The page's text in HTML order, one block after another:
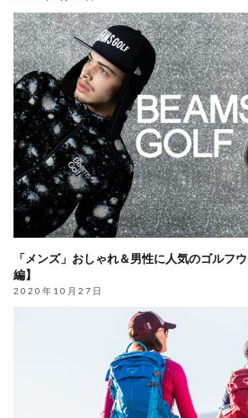
「メンズ」おしゃれ＆男性に人気のゴルフ
編】
2020年10月27日